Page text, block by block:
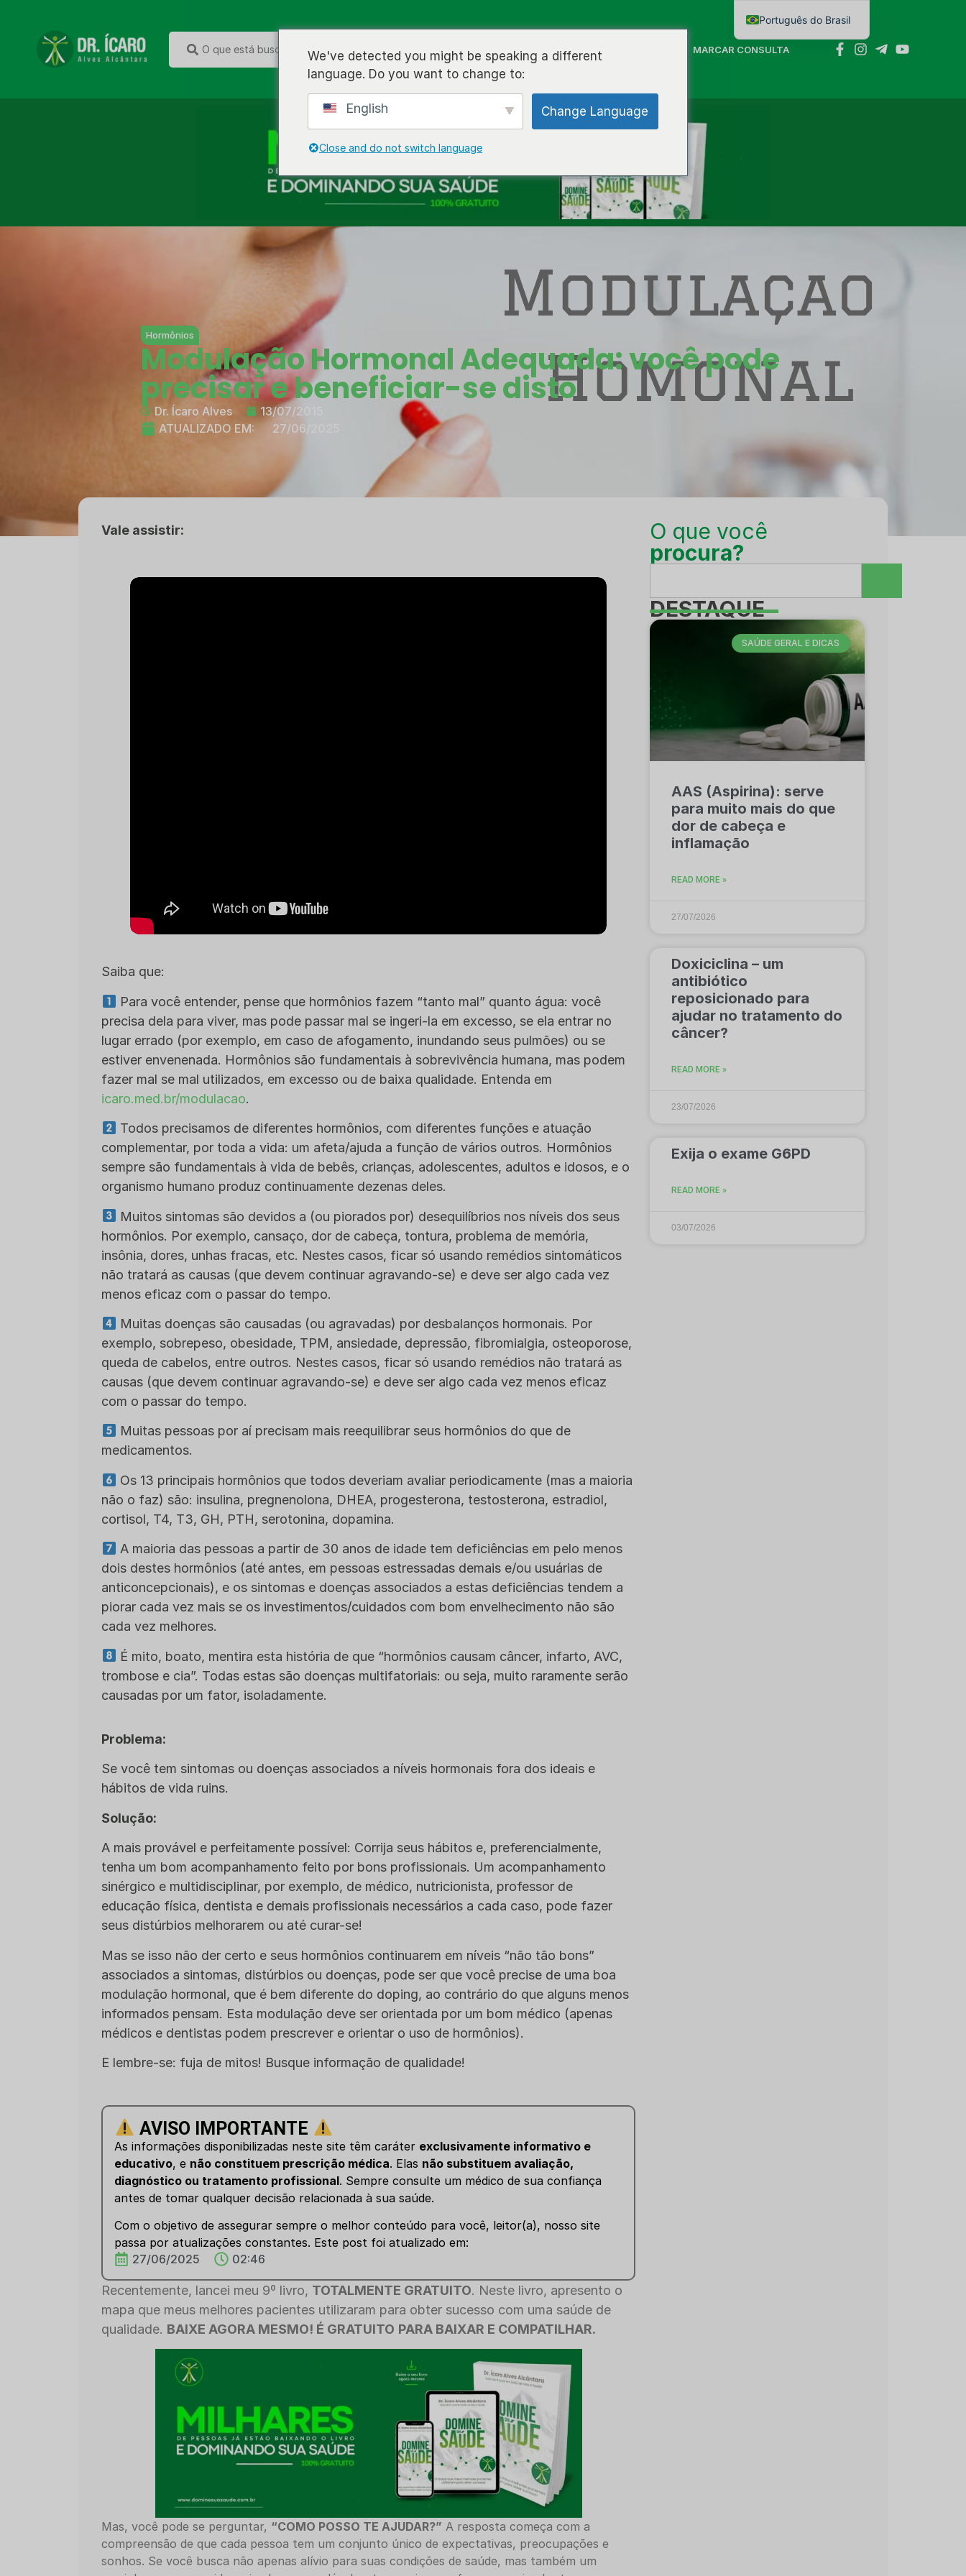
BLOG CURSOS LIVROS VÍDEOS SOBRE MIM MARCAR CONSULTA
Hormônios
Modulação Hormonal Adequada: você pode
precisar e beneficiar-se disto
Dr. Ícaro Alves
13/07/2015
ATUALIZADO EM:
27/06/2025
Vale assistir:
Saiba que:
Para você entender, pense que hormônios fazem “tanto mal” quanto água: você
precisa dela para viver, mas pode passar mal se ingeri-la em excesso, se ela entrar no
lugar errado (por exemplo, em caso de afogamento, inundando seus pulmões) ou se
estiver envenenada. Hormônios são fundamentais à sobrevivência humana, mas podem
fazer mal se mal utilizados, em excesso ou de baixa qualidade. Entenda em
icaro.med.br/modulacao.
Todos precisamos de diferentes hormônios, com diferentes funções e atuação
complementar, por toda a vida: um afeta/ajuda a função de vários outros. Hormônios
sempre são fundamentais à vida de bebês, crianças, adolescentes, adultos e idosos, e o
organismo humano produz continuamente dezenas deles.
Muitos sintomas são devidos a (ou piorados por) desequilíbrios nos níveis dos seus
hormônios. Por exemplo, cansaço, dor de cabeça, tontura, problema de memória,
insônia, dores, unhas fracas, etc. Nestes casos, ficar só usando remédios sintomáticos
não tratará as causas (que devem continuar agravando-se) e deve ser algo cada vez
menos eficaz com o passar do tempo.
Muitas doenças são causadas (ou agravadas) por desbalanços hormonais. Por
exemplo, sobrepeso, obesidade, TPM, ansiedade, depressão, fibromialgia, osteoporose,
queda de cabelos, entre outros. Nestes casos, ficar só usando remédios não tratará as
causas (que devem continuar agravando-se) e deve ser algo cada vez menos eficaz
com o passar do tempo.
Muitas pessoas por aí precisam mais reequilibrar seus hormônios do que de
medicamentos.
Os 13 principais hormônios que todos deveriam avaliar periodicamente (mas a maioria
não o faz) são: insulina, pregnenolona, DHEA, progesterona, testosterona, estradiol,
cortisol, T4, T3, GH, PTH, serotonina, dopamina.
A maioria das pessoas a partir de 30 anos de idade tem deficiências em pelo menos
dois destes hormônios (até antes, em pessoas estressadas demais e/ou usuárias de
anticoncepcionais), e os sintomas e doenças associados a estas deficiências tendem a
piorar cada vez mais se os investimentos/cuidados com bom envelhecimento não são
cada vez melhores.
É mito, boato, mentira esta história de que “hormônios causam câncer, infarto, AVC,
trombose e cia”. Todas estas são doenças multifatoriais: ou seja, muito raramente serão
causadas por um fator, isoladamente.
Problema:
Se você tem sintomas ou doenças associados a níveis hormonais fora dos ideais e
hábitos de vida ruins.
Solução:
A mais provável e perfeitamente possível: Corrija seus hábitos e, preferencialmente,
tenha um bom acompanhamento feito por bons profissionais. Um acompanhamento
sinérgico e multidisciplinar, por exemplo, de médico, nutricionista, professor de
educação física, dentista e demais profissionais necessários a cada caso, pode fazer
seus distúrbios melhorarem ou até curar-se!
Mas se isso não der certo e seus hormônios continuarem em níveis “não tão bons”
associados a sintomas, distúrbios ou doenças, pode ser que você precise de uma boa
modulação hormonal, que é bem diferente do doping, ao contrário do que alguns menos
informados pensam. Esta modulação deve ser orientada por um bom médico (apenas
médicos e dentistas podem prescrever e orientar o uso de hormônios).
E lembre-se: fuja de mitos! Busque informação de qualidade!
AVISO IMPORTANTE
As informações disponibilizadas neste site têm caráter exclusivamente informativo e
educativo, e não constituem prescrição médica. Elas não substituem avaliação,
diagnóstico ou tratamento profissional. Sempre consulte um médico de sua confiança
antes de tomar qualquer decisão relacionada à sua saúde.
Com o objetivo de assegurar sempre o melhor conteúdo para você, leitor(a), nosso site
passa por atualizações constantes. Este post foi atualizado em:
27/06/2025
02:46
Recentemente, lancei meu 9º livro, TOTALMENTE GRATUITO. Neste livro, apresento o
mapa que meus melhores pacientes utilizaram para obter sucesso com uma saúde de
qualidade. BAIXE AGORA MESMO! É GRATUITO PARA BAIXAR E COMPATILHAR.
Mas, você pode se perguntar, “COMO POSSO TE AJUDAR?” A resposta começa com a
compreensão de que cada pessoa tem um conjunto único de expectativas, preocupações e
sonhos. Se você busca não apenas alívio para suas condições de saúde, mas também um
O que você
procura?
DESTAQUE
SAÚDE GERAL E DICAS
AAS (Aspirina): serve
para muito mais do que
dor de cabeça e
inflamação
READ MORE »
27/07/2026
Doxiciclina – um
antibiótico
reposicionado para
ajudar no tratamento do
câncer?
READ MORE »
23/07/2026
Exija o exame G6PD
READ MORE »
03/07/2026
We've detected you might be speaking a different
language. Do you want to change to:
English Change Language
Close and do not switch language
Português do Brasil
English